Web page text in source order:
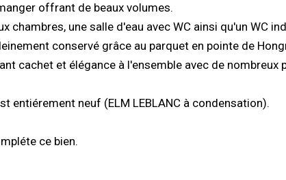
offrant de beaux volumes.
chambres, une salle d'eau avec WC ainsi qu'un WC
conservé grâce au parquet en pointe de
cachet et élégance à l'ensemble avec de nombreux
entiérement neuf (ELM LEBLANC à condensation).
ce bien.